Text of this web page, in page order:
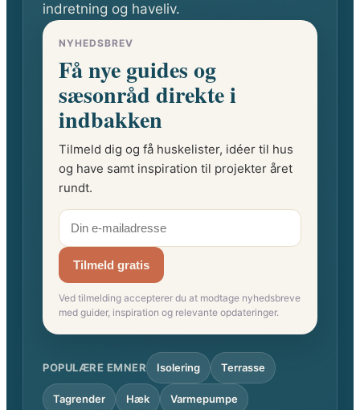
indretning og haveliv.
NYHEDSBREV
Få nye guides og
sæsonråd direkte i
indbakken
Tilmeld dig og få huskelister, idéer til hus
og have samt inspiration til projekter året
rundt.
Tilmeld gratis
Ved tilmelding accepterer du at modtage nyhedsbreve
med guider, inspiration og relevante opdateringer.
POPULÆRE EMNER Isolering Terrasse
Tagrender Hæk Varmepumpe